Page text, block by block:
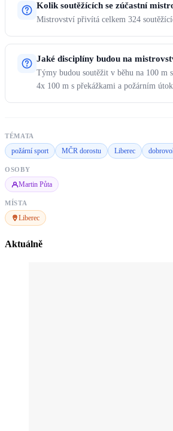
Kolik soutěžících se zúčastní
Mistrovství přivítá celkem 324
Jaké disciplíny budou na
Týmy budou soutěžit v běhu na 100 m
4x 100 m s překážkami a požárním
TÉMATA
požární sport MČR dorostu Liberec
OSOBY
Martin Půta
MÍSTA
Liberec
Aktuálně